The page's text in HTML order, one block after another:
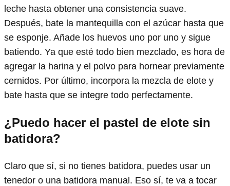
leche hasta obtener una consistencia suave.
Después, bate la mantequilla con el azúcar hasta que
se esponje. Añade los huevos uno por uno y sigue
batiendo. Ya que esté todo bien mezclado, es hora de
agregar la harina y el polvo para hornear previamente
cernidos. Por último, incorpora la mezcla de elote y
bate hasta que se integre todo perfectamente.
¿Puedo hacer el pastel de elote sin
batidora?
Claro que sí, si no tienes batidora, puedes usar un
tenedor o una batidora manual. Eso sí, te va a tocar